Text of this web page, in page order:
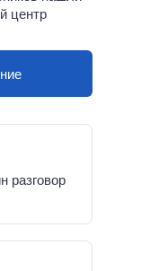
центр
разговор